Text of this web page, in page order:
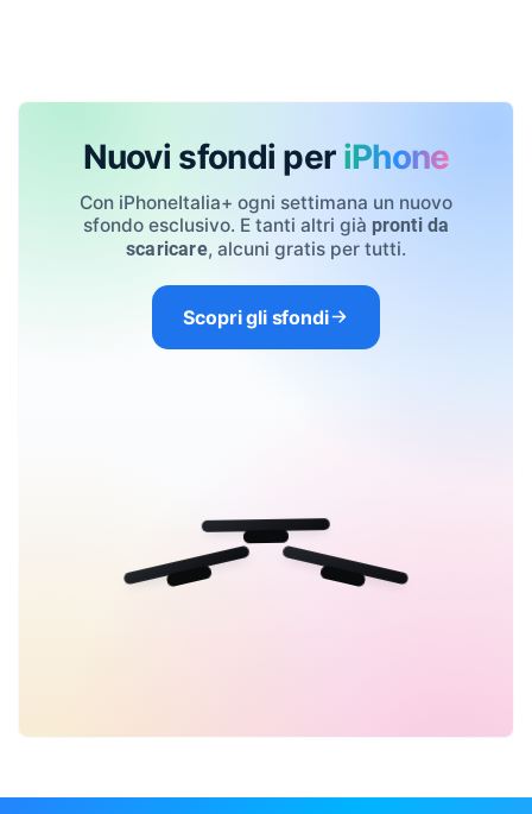
Nuovi sfondi per iPhone
Con iPhoneItalia+ ogni settimana un nuovo
sfondo esclusivo. E tanti altri già pronti da
scaricare, alcuni gratis per tutti.
Scopri gli sfondi